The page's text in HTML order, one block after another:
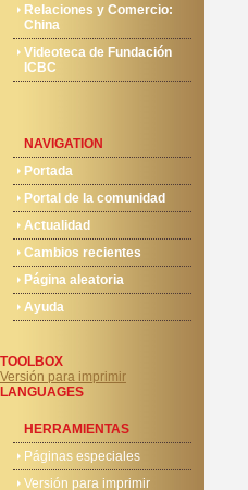
Relaciones y Comercio:
China
Videoteca de Fundación
ICBC
NAVIGATION
Portada
Portal de la comunidad
Actualidad
Cambios recientes
Página aleatoria
Ayuda
TOOLBOX
Versión para imprimir
LANGUAGES
HERRAMIENTAS
Páginas especiales
Versión para imprimir